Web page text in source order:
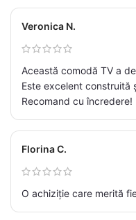
Veronica N.
Această comodă TV a
Este excelent construită
Recomand cu încredere!
Florina C.
O achiziție care merită